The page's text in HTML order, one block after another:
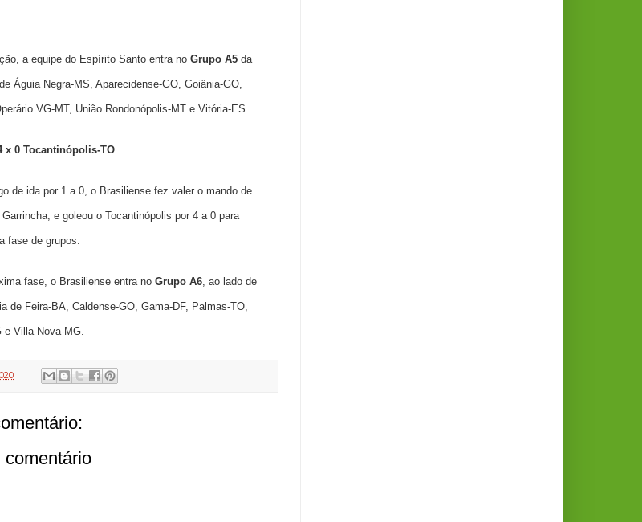
a equipe do Espírito Santo entra no Grupo A5 da
Águia Negra-MS, Aparecidense-GO, Goiânia-GO,
VG-MT, União Rondonópolis-MT e Vitória-ES.
x 0 Tocantinópolis-TO
de ida por 1 a 0, o Brasiliense fez valer o mando de
e goleou o Tocantinópolis por 4 a 0 para
fase de grupos.
fase, o Brasiliense entra no Grupo A6 , ao lado de
de Feira-BA, Caldense-GO, Gama-DF, Palmas-TO,
Villa Nova-MG.
comentário